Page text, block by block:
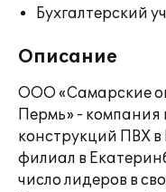
Бухгалтерский
Описание
ООО «Самарские
Пермь» - компания
конструкций ПВХ
филиал в
число лидеров в